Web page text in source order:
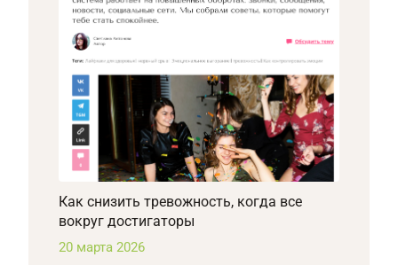
Как снизить тревожность, когда все
вокруг достигаторы
20 марта 2026